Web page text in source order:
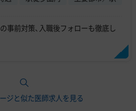
事前対策、入職後フォローも徹底し
ジと似た医師求人を見る